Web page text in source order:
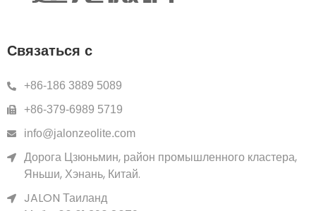
Связаться с
+86-186 3889 5089
+86-379-6989 5719
info@jalonzeolite.com
Дорога Цзюньмин, район промышленного кластера,
Яньши, Хэнань, Китай.
JALON Таиланд